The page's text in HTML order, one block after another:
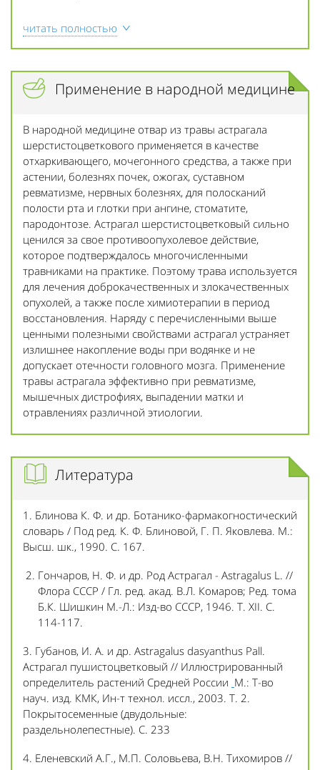
читать полностью
Применение в народной медицине
В народной медицине отвар из травы астрагала
шерстистоцветкового применяется в качестве
отхаркивающего, мочегонного средства, а также при
астении, болезнях почек, ожогах, суставном
ревматизме, нервных болезнях, для полосканий
полости рта и глотки при ангине, стоматите,
пародонтозе. Астрагал шерстистоцветковый сильно
ценился за свое противоопухолевое действие,
которое подтверждалось многочисленными
травниками на практике. Поэтому трава используется
для лечения доброкачественных и злокачественных
опухолей, а также после химиотерапии в период
восстановления. Наряду с перечисленными выше
ценными полезными свойствами астрагал устраняет
излишнее накопление воды при водянке и не
допускает отечности головного мозга. Применение
травы астрагала эффективно при ревматизме,
мышечных дистрофиях, выпадении матки и
отравлениях различной этиологии.
Литература
1. Блинова К. Ф. и др. Ботанико-фармакогностический
словарь / Под ред. К. Ф. Блиновой, Г. П. Яковлева. М.:
Высш. шк., 1990. С. 167.
Гончаров, Н. Ф. и др. Род Астрагал - Astragalus L. //
Флора СССР / Гл. ред. акад. В.Л. Комаров; Ред. тома
Б.К. Шишкин М.-Л.: Изд-во СССР, 1946. Т. XII. С.
114-117.
3. Губанов, И. А. и др. Astragalus dasyanthus Pall.
Астрагал пушистоцветковый // Иллюстрированный
определитель растений Средней России М.: Т-во
науч. изд. КМК, Ин-т технол. иссл., 2003. Т. 2.
Покрытосеменные (двудольные:
раздельнолепестные). С. 233
4. Еленевский А.Г., М.П. Соловьева, В.Н. Тихомиров //